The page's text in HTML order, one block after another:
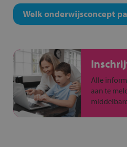
Welk onderwijsconcept
Alle
aan te